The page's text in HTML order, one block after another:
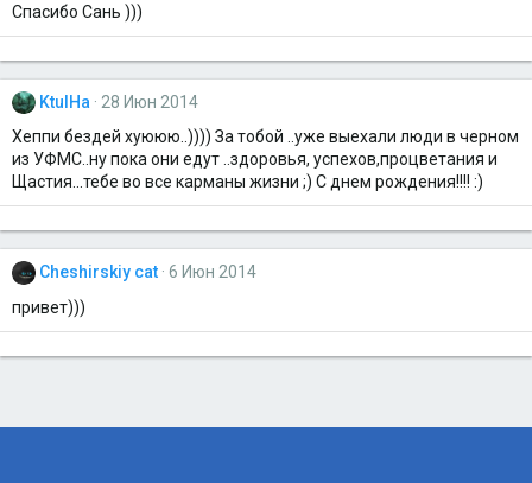
Спасибо Сань )))
KtulHa
28 Июн 2014
Хеппи бездей хуююю..)))) За тобой ..уже выехали люди в черном
из УФМС..ну пока они едут ..здоровья, успехов,процветания и
Щастия...тебе во все карманы жизни ;) С днем рождения!!!! :)
Cheshirskiy cat 6 Июн 2014
привет)))